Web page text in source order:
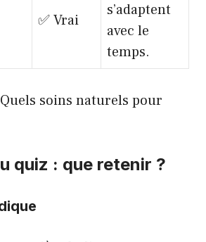
✅ Vrai
s’adaptent
avec le
temps.
Quels soins naturels pour
quiz : que retenir ?